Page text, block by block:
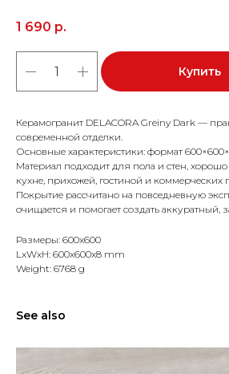
1 690 р.
Купить
Керамогранит DELACORA Greiny Dark —
современной отделки.
Основные характеристики: формат
Материал подходит для пола и стен,
кухне, прихожей, гостиной и
Покрытие рассчитано на повседневную
очищается и помогает создать аккуратный,
Размеры: 600x600
LxWxH: 600x600x8 mm
Weight: 6768 g
See also